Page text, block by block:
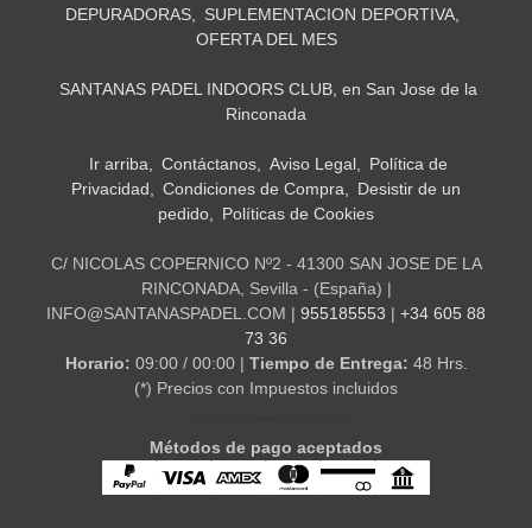
DEPURADORAS
SUPLEMENTACION DEPORTIVA
OFERTA DEL MES
SANTANAS PADEL INDOORS CLUB, en San Jose de la
Rinconada
Ir arriba Contáctanos Aviso Legal
Política de
Privacidad
Condiciones de Compra
Desistir de un
pedido
Políticas de Cookies
C/ NICOLAS COPERNICO Nº2 - 41300 SAN JOSE DE LA
RINCONADA, Sevilla - (España) |
INFO@SANTANASPADEL.COM | 955185553 | +34 605 88
73 36
Horario: 09:00 / 00:00 | Tiempo de Entrega: 48 Hrs.
(*) Precios con Impuestos incluidos
Métodos de pago aceptados